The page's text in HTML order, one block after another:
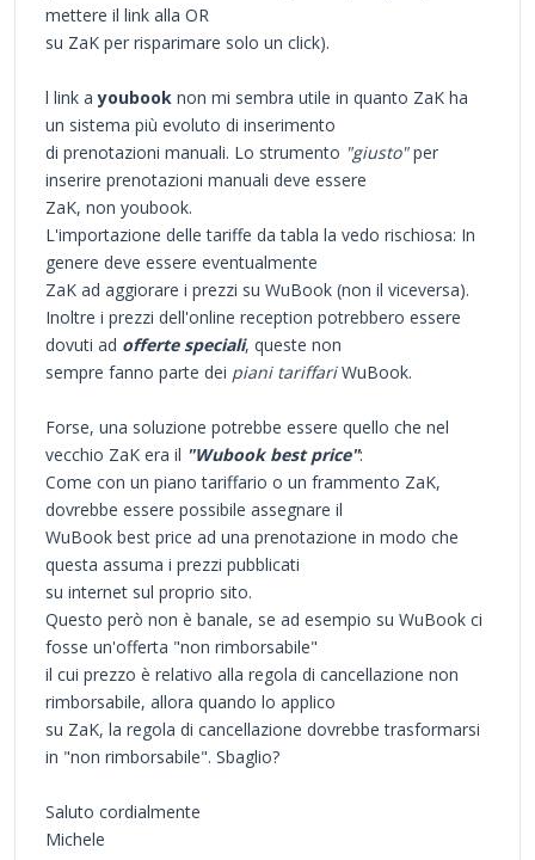
mettere il link alla OR
su ZaK per risparimare solo un click).
l link ayoubook non mi sembra utile in quanto ZaK ha
un sistema più evoluto di inserimento
di prenotazioni manuali. Lo strumento "giusto"per
inserire prenotazioni manuali deve essere
ZaK, non youbook.
L'importazione delle tariffe da tabla la vedo rischiosa: In
genere deve essere eventualmente
ZaK ad aggiorare i prezzi su WuBook (non il viceversa).
Inoltre i prezzi dell'online reception potrebbero essere
dovuti ad offerte speciali, queste non
sempre fanno parte dei piani tariffariWuBook.
Forse, una soluzione potrebbe essere quello che nel
vecchio ZaK era il "Wubook best price":
Come con un piano tariffario o un frammento ZaK,
dovrebbe essere possibile assegnare il
WuBook best price ad una prenotazione in modo che
questa assuma i prezzi pubblicati
su internet sul proprio sito.
Questo però non è banale, se ad esempio su WuBook ci
fosse un'offerta "non rimborsabile"
il cui prezzo è relativo alla regola di cancellazione non
rimborsabile, allora quando lo applico
su ZaK, la regola di cancellazione dovrebbe trasformarsi
in "non rimborsabile". Sbaglio?
Saluto cordialmente
Michele